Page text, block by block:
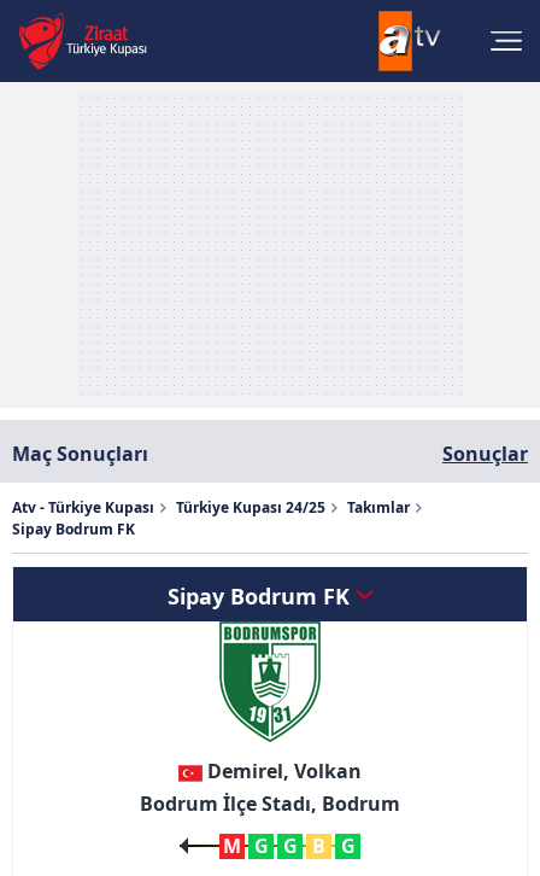
Maç Sonuçları Sonuçlar
Atv - Türkiye Kupası Türkiye Kupası 24/25
Takımlar
Sipay Bodrum FK
Sipay Bodrum FK
Demirel, Volkan
Bodrum İlçe Stadı, Bodrum
M G G B G